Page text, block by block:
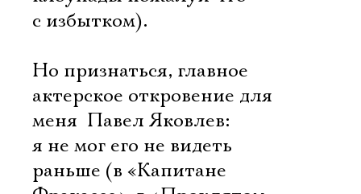
с избытком).
Но признаться, главное
актерское откровение для
меня  Павел Яковлев:
я не мог его не видеть
раньше (в «Капитане
Ознакомиться